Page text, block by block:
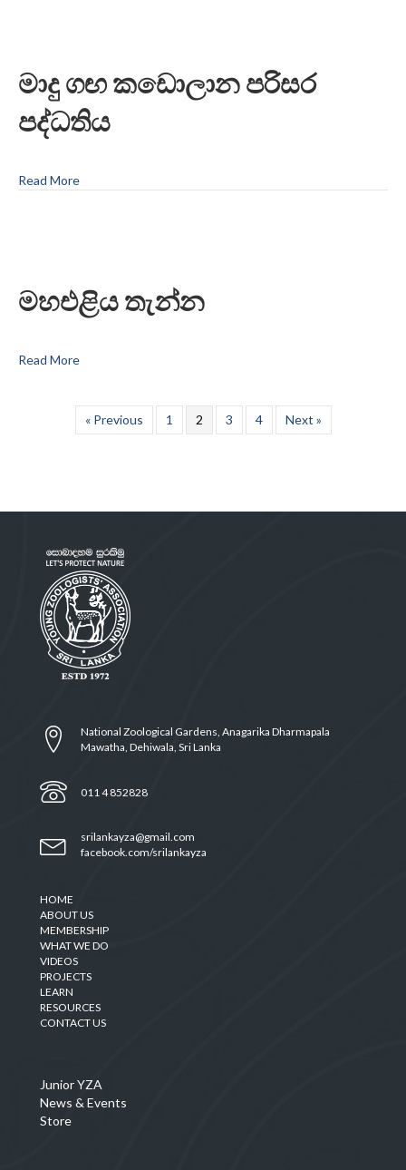
මාදු ගඟ කඩොලාන පරිසර
පද්ධතිය
Read More
මහඑළිය තැන්න
Read More
« Previous 1 2 3 4 Next »
National Zoological Gardens, Anagarika Dharmapala
Mawatha, Dehiwala, Sri Lanka
011 4 852828
srilankayza@gmail.com
facebook.com/srilankayza
HOME
ABOUT US
MEMBERSHIP
WHAT WE DO
VIDEOS
PROJECTS
LEARN
RESOURCES
CONTACT US
Junior YZA
News & Events
Store